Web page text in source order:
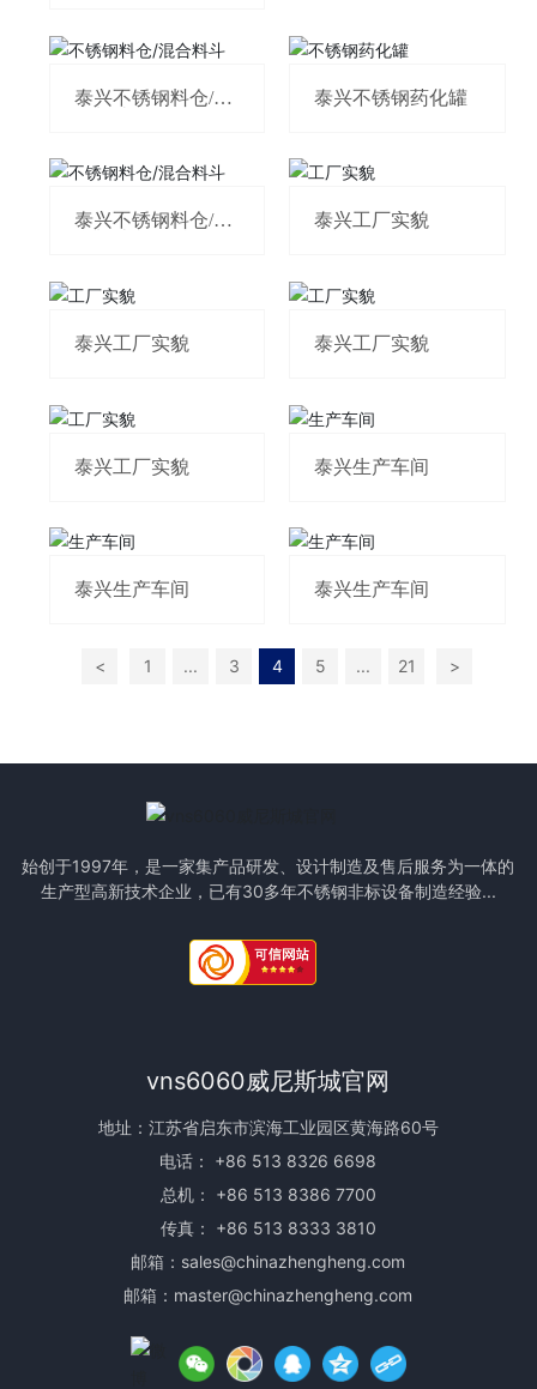
泰兴不锈钢料仓/混
泰兴不锈钢药化罐
泰兴不锈钢料仓/混
泰兴工厂实貌
泰兴工厂实貌 泰兴工厂实貌
泰兴工厂实貌 泰兴生产车间
泰兴生产车间 泰兴生产车间
< 1 ... 3 4 5 ... 21 >
始创于1997年，是一家集产品研发、设计制造及售后服务为一体的
生产型高新技术企业，已有30多年不锈钢非标设备制造经验...
vns6060威尼斯城官网
地址：江苏省启东市滨海工业园区黄海路60号
电话： +86 513 8326 6698
总机： +86 513 8386 7700
传真： +86 513 8333 3810
邮箱： sales@chinazhengheng.com
邮箱： master@chinazhengheng.com